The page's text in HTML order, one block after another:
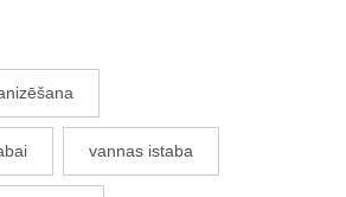
vannas istaba